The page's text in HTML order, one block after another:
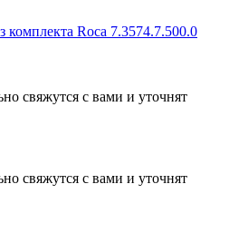
комплекта Roca 7.3574.7.500.0
свяжутся с вами и уточнят
свяжутся с вами и уточнят